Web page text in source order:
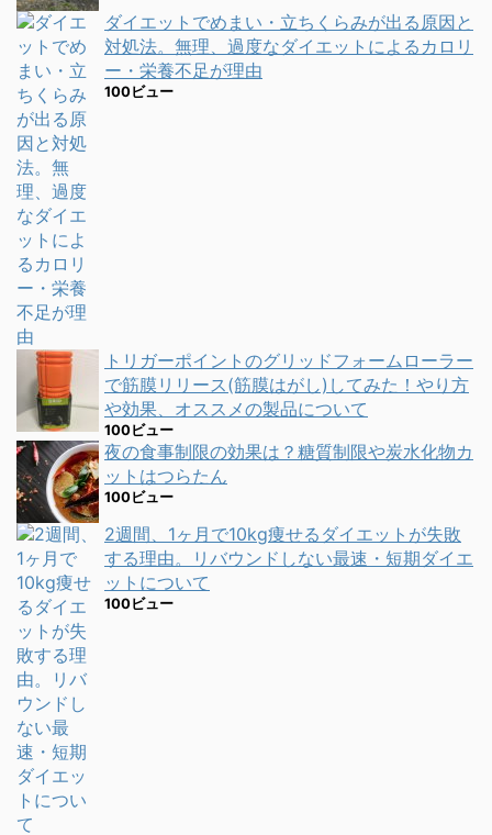
ダイエットでめまい・立ちくらみが出る原因と
対処法。無理、過度なダイエットによるカロリ
ー・栄養不足が理由
100ビュー
トリガーポイントのグリッドフォームローラー
で筋膜リリース(筋膜はがし)してみた！やり方
や効果、オススメの製品について
100ビュー
夜の食事制限の効果は？糖質制限や炭水化物カ
ットはつらたん
100ビュー
2週間、1ヶ月で10kg痩せるダイエットが失敗
する理由。リバウンドしない最速・短期ダイエ
ットについて
100ビュー